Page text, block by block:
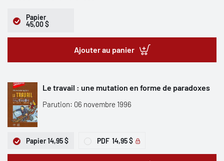
Papier
45,00 $
Ajouter au panier
Le travail : une mutation en forme de paradoxes
Parution: 06 novembre 1996
Papier14,95 $ PDF 14,95 $